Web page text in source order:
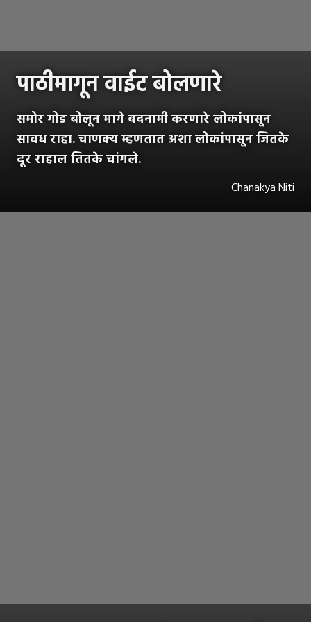
पाठीमागून वाईट बोलणारे
समोर गोड बोलून मागे बदनामी करणारे लोकांपासून
सावध राहा. चाणक्य म्हणतात अशा लोकांपासून जितके
दूर राहाल तितके चांगले.
Chanakya Niti